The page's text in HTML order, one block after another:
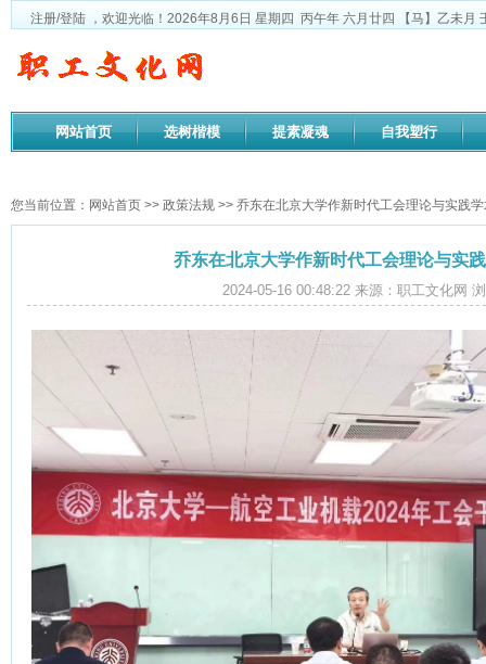
注册/登陆 ，欢迎光临！ 2026年8月6日 星期四 丙午年 六月廿四 【马】乙未月
网站首页 选树楷模 提素凝魂 自我塑行
您当前位置： 网站首页 >> 政策法规 >> 乔东在北京大学作新时代工会理论与实践
乔东在北京大学作新时代工会理论与实
2024-05-16 00:48:22 来源：职工文化网